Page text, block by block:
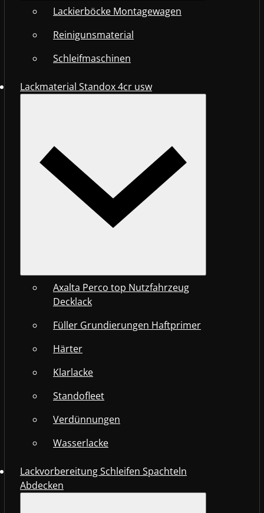
Lackierböcke Montagewagen
Reinigunsmaterial
Schleifmaschinen
Lackmaterial Standox 4cr usw
Axalta Perco top Nutzfahrzeug
Decklack
Füller Grundierungen Haftprimer
Härter
Klarlacke
Standofleet
Verdünnungen
Wasserlacke
Lackvorbereitung Schleifen Spachteln
Abdecken